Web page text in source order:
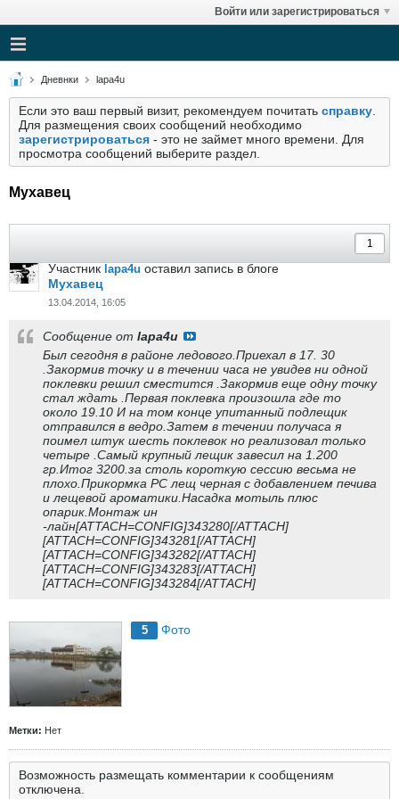
Войти или зарегистрироваться
Дневнки lapa4u
Если это ваш первый визит, рекомендуем почитать справку
Для размещения своих сообщений необходимо
зарегистрироваться - это не займет много времени. Для
просмотра сообщений выберите раздел.
Мухавец
Участник lapa4u оставил запись в блоге
Мухавец
13.04.2014, 16:05
Сообщение от lapa4u
Был сегодня в районе ледового.Приехал в 17. 30
.Закормив точку и в течении часа не увидев ни одной
поклевки решил сместится .Закормив еще одну точку
стал ждать .Первая поклевка произошла где то
около 19.10 И на том конце упитанный подлещик
отправился в ведро.Затем в течении получаса я
поимел штук шесть поклевок но реализовал только
четыре .Самый крупный лещик завесил на 1.200
гр.Итог 3200.за столь короткую сессию весьма не
плохо.Прикормка РС лещ черная с добавлением печива
и лещевой ароматики.Насадка мотыль плюс
опарик.Монтаж ин
-лайн[ATTACH=CONFIG]343280[/ATTACH]
[ATTACH=CONFIG]343281[/ATTACH]
[ATTACH=CONFIG]343282[/ATTACH]
[ATTACH=CONFIG]343283[/ATTACH]
[ATTACH=CONFIG]343284[/ATTACH]
5 Фото
Метки: Нет
Возможность размещать комментарии к сообщениям
отключена.